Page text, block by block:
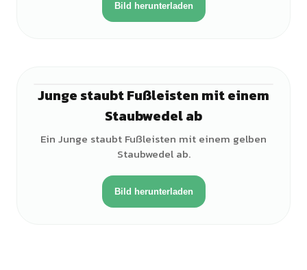
Bild herunterladen
♂
Junge staubt Fußleisten mit einem
Staubwedel ab
Ein Junge staubt Fußleisten mit einem gelben
Staubwedel ab.
Bild herunterladen